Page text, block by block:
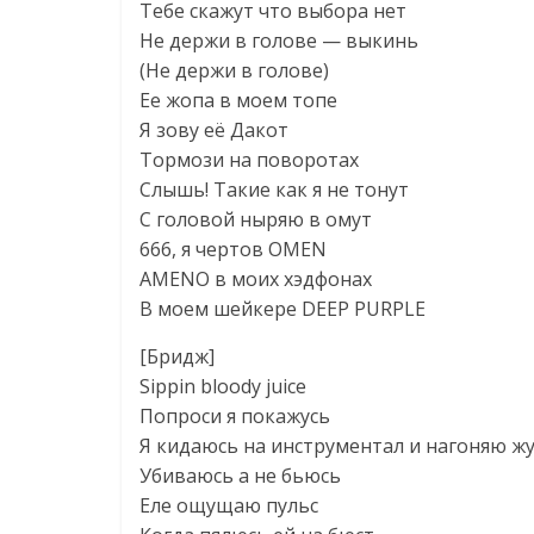
Тебе скажут что выбора нет
Не держи в голове — выкинь
(Не держи в голове)
Ее жопа в моем топе
Я зову её Дакот
Тормози на поворотах
Слышь! Такие как я не тонут
С головой ныряю в омут
666, я чертов OMEN
AMENO в моих хэдфонах
В моем шейкере DEEP PURPLE
[Бридж]
Sippin bloody juice
Попроси я покажусь
Я кидаюсь на инструментал и нагоняю
Убиваюсь а не бьюсь
Еле ощущаю пульс